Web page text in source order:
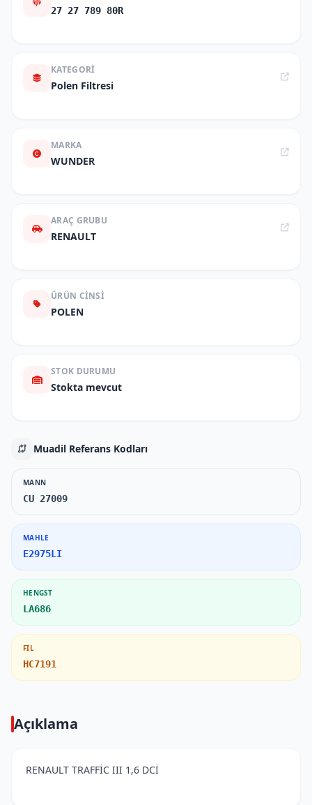
27 27 789 80R
KATEGORI
Polen Filtresi
MARKA
WUNDER
ARAÇ GRUBU
RENAULT
ÜRÜN CINSI
POLEN
STOK DURUMU
Stokta mevcut
Muadil Referans Kodları
MANN
CU 27009
MAHLE
E2975LI
HENGST
LA686
FIL
HC7191
Açıklama
RENAULT TRAFFİC III 1,6 DCİ